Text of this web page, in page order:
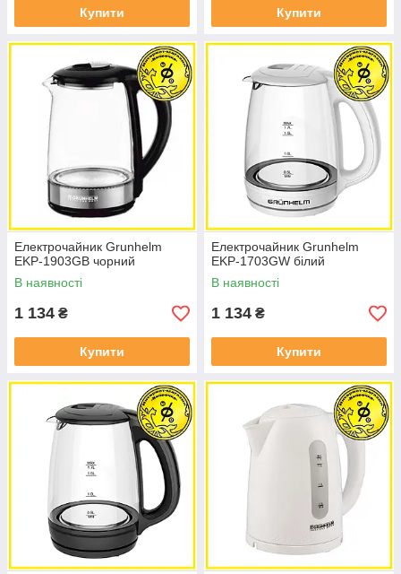
Купити Купити
Електрочайник Grunhelm
EKP-1903GB чорний
В наявності
1 134 ₴
Купити
Електрочайник Grunhelm
EKP-1703GW білий
В наявності
1 134 ₴
Купити